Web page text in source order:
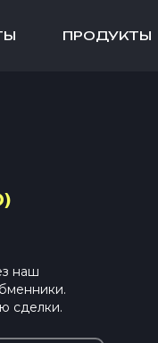
ПРОДУКТЫ
наш
сделки.